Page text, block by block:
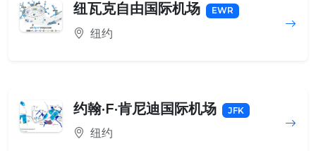
纽瓦克自由国际机场 EWR
纽约
约翰·F·肯尼迪国际机场 JFK
纽约